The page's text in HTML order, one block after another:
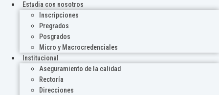
Estudia con nosotros
Inscripciones
Pregrados
Posgrados
Micro y Macrocredenciales
Institucional
Aseguramiento de la calidad
Rectoría
Direcciones